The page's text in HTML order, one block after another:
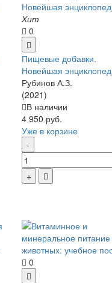
Хит
0
Пищевые добавки.
Новейшая
Рубинов А.З.
(2021)
В наличии
4 950 руб.
Уже в корзине
0